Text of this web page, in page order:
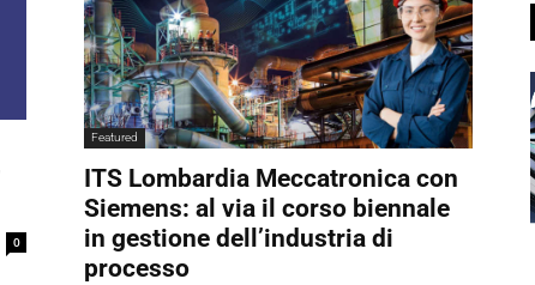
0
Featured
ITS Lombardia Meccatronica con
Siemens: al via il corso biennale
in gestione dell’industria di
processo